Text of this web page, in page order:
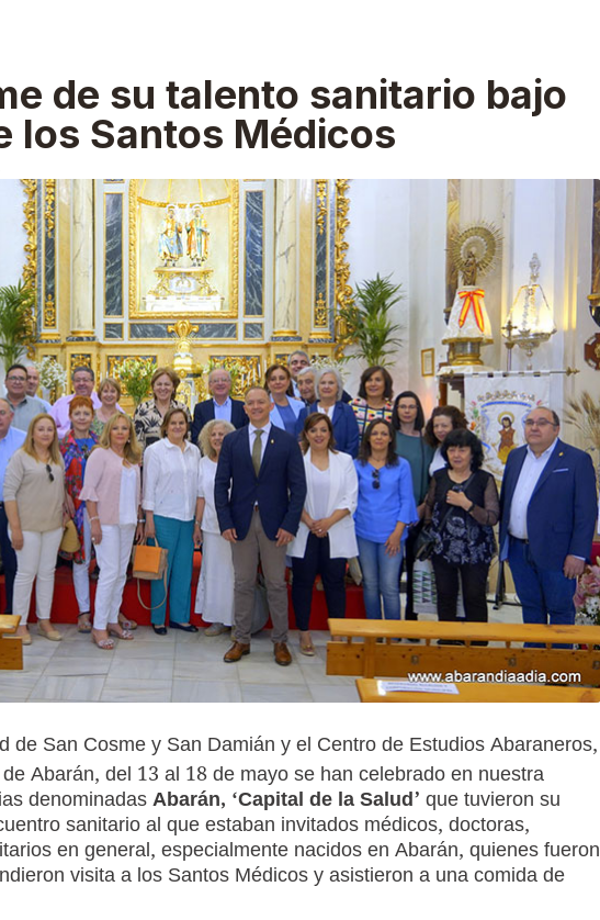
de su talento sanitario bajo
los Santos Médicos
de San Cosme y San Damián y el Centro de Estudios Abaraneros,
Abarán, del 13 al 18 de mayo se han celebrado en nuestra
denominadasAbarán, ‘Capital de la Salud’ que tuvieron su
sanitario al que estaban invitados médicos, doctoras,
en general, especialmente nacidos en Abarán, quienes fueron
visita a los Santos Médicos y asistieron a una comida de